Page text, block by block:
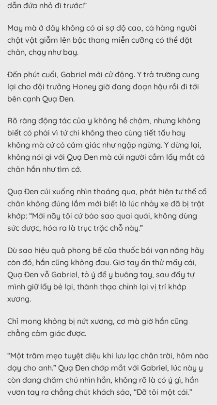
dẫn đứa nhỏ đi trước!”
May mà ở đây không có ai sợ độ cao, cả hàng người
chật vật giẫm lên bậc thang miễn cưỡng có thể đặt
chân, chạy như bay.
Đến phút cuối, Gabriel mới cử động. Y trả trường cung
lại cho đội trưởng Honey giờ đang đoạn hậu rồi đi tới
bên cạnh Quạ Đen.
Rõ ràng động tác của y không hề chậm, nhưng không
biết có phải vì tứ chi không theo cùng tiết tấu hay
không mà cứ có cảm giác như ngập ngừng. Y dừng lại,
không nói gì với Quạ Đen mà cúi người cầm lấy mắt cá
chân hắn như tìm cớ.
Quạ Đen cúi xuống nhìn thoáng qua, phát hiện tư thế cổ
chân không đúng lắm mới biết là lúc nhảy xe đã bị trật
khớp: “Mới nãy tôi cứ bảo sao quai quái, không dùng
sức được, hóa ra là trục trặc chỗ này.”
Dù sao hiệu quả phong bế của thuốc bôi vạn năng hãy
còn đó, hắn cũng không đau. Giơ tay ấn thử mấy cái,
Quạ Đen vỗ Gabriel, tỏ ý để y buông tay, sau đấy tự
mình giữ lấy bẻ lại, thành thạo chỉnh lại vị trí khớp
xương.
Chỉ mong không bị nứt xương, cơ mà giờ hắn cũng
chẳng cảm giác được.
“Một trăm mẹo tuyệt diệu khi lưu lạc chân trời, hôm nào
dạy cho anh.” Quạ Đen chớp mắt với Gabriel, lúc này y
còn đang chăm chú nhìn hắn, không rõ là có ý gì, hắn
vươn tay ra chẳng chút khách sáo, “Đỡ tôi một cái.”